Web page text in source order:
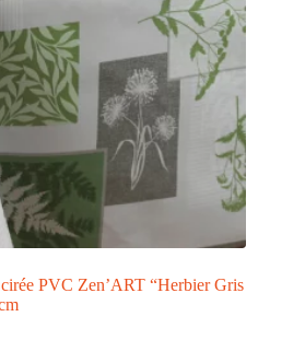
PVC Zen’ART “Herbier Gris